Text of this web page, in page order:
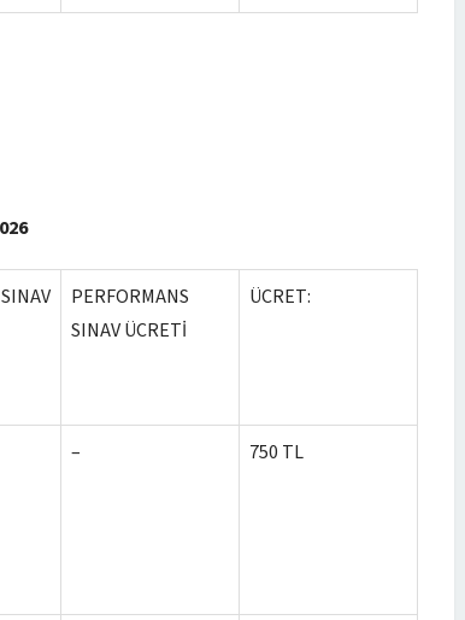
PERFORMANS
SINAV ÜCRETİ
ÜCRET:
– 750 TL